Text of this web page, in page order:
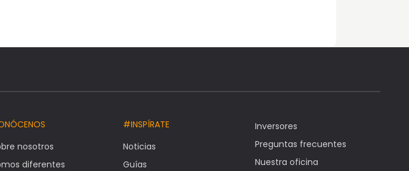
nosotros
diferentes
#INSPÍRATE
Noticias
Guías
Inversores
Preguntas frecuentes
Nuestra oficina